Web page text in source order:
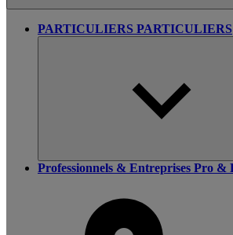
PARTICULIERS PARTICULIERS
Professionnels & Entreprises Pro &